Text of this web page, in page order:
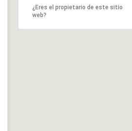
¿Eres el propietario de este sitio
web?